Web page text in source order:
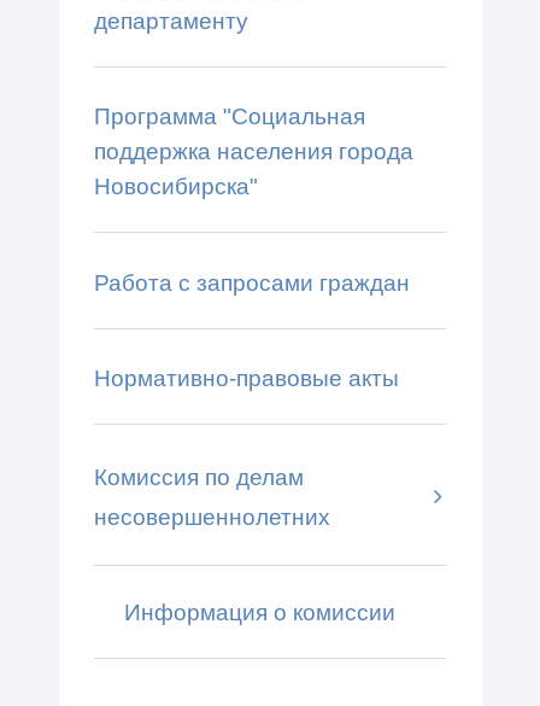
департаменту
Программа "Социальная
поддержка населения города
Новосибирска"
Работа с запросами граждан
Нормативно-правовые акты
Комиссия по делам
несовершеннолетних
Информация о комиссии